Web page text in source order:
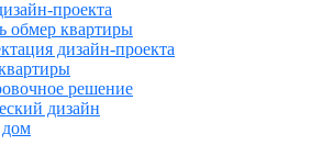
проекта
обмер квартиры
дизайн-проекта
решение
дизайн